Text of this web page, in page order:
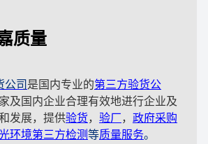
质量
公司是国内专业的第三方验货公
及国内企业合理有效地进行企业及
发展，提供验货， 验厂， 政府采购
环境第三方检测等质量服务。